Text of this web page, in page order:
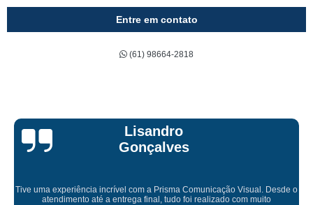
Entre em contato
(61) 98664-2818
o
Bruna Eduarda